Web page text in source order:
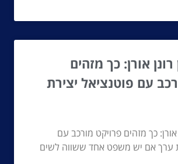
רונן אורן: כך מזהים
עם פוטנציאל יצירת
אורן: כך מזהים פרויקט מורכב עם
ערך אם יש משפט אחד ששווה לשים